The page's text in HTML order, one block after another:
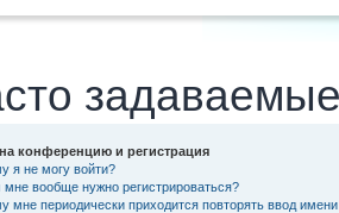
конференцию и регистрация
я не могу войти?
вообще нужно регистрироваться?
мне периодически приходится повторять ввод